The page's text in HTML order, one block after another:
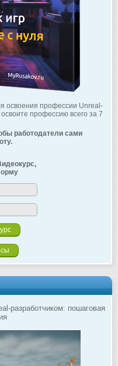
освоения профессии Unreal-
профессию всего за 7
работодатели сами
разработчиком: пошаговая